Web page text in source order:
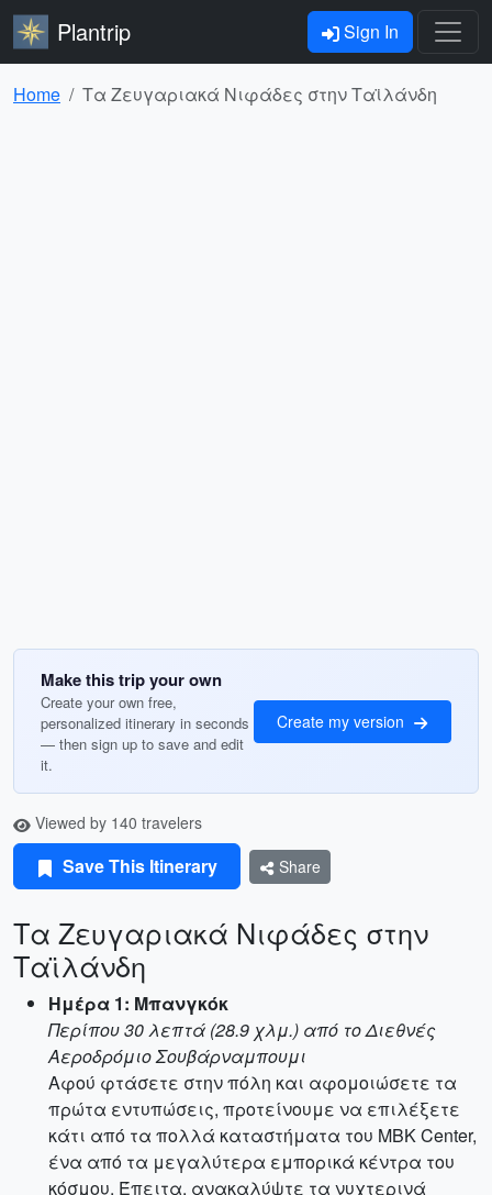
Plantrip Sign In
Home Τα Ζευγαριακά Νιφάδες στην Ταϊλάνδη
Make this trip your own
Create your own free,
personalized itinerary in seconds
— then sign up to save and edit
it.
Create my version
Viewed by 140 travelers
Save This Itinerary Share
Τα Ζευγαριακά Νιφάδες στην
Ταϊλάνδη
Ημέρα 1: Μπανγκόκ
Περίπου 30 λεπτά (28.9 χλμ.) από το Διεθνές
Αεροδρόμιο Σουβάρναμπουμι
Αφού φτάσετε στην πόλη και αφομοιώσετε τα
πρώτα εντυπώσεις, προτείνουμε να επιλέξετε
κάτι από τα πολλά καταστήματα του MBK Center,
ένα από τα μεγαλύτερα εμπορικά κέντρα του
κόσμου. Έπειτα, ανακαλύψτε τα νυχτερινά